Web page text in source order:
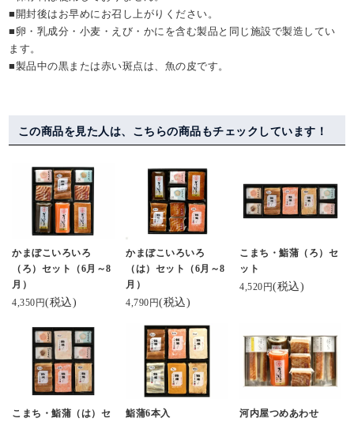
■開封後はお早めにお召し上がりください。
■卵・乳成分・小麦・えび・かにを含む製品と同じ施設で製造してい
ます。
■製品中の黒または赤い斑点は、魚の皮です。
この商品を見た人は、こちらの商品もチェックしています！
かまぼこいろいろ
（ろ）セット（6月～8
月）
4,350円(税込)
かまぼこいろいろ
（は）セット（6月～8
月）
4,790円(税込)
こまち・鮨蒲（ろ）セ
ット
4,520円(税込)
こまち・鮨蒲（は）セ
鮨蒲6本入
河内屋つめあわせ